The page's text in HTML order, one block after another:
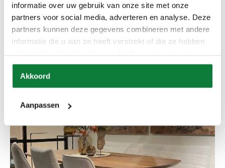
informatie over uw gebruik van onze site met onze
partners voor social media, adverteren en analyse. Deze
partners kunnen deze gegevens combineren met andere
informatie die u aan ze heeft verstrekt of die ze hebben
Akkoord
Aanpassen
Eetkamerstoel Lina